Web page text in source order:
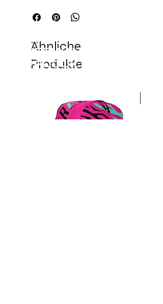
53831 Troisdorf, Deutschland
Ähnliche
Produkte
VERWANDTE
PRODUKTE